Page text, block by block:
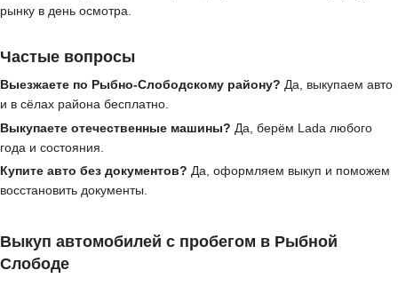
рынку в день осмотра.
Частые вопросы
Выезжаете по Рыбно-Слободскому району? Да, выкупаем авто
и в сёлах района бесплатно.
Выкупаете отечественные машины? Да, берём Lada любого
года и состояния.
Купите авто без документов? Да, оформляем выкуп и поможем
восстановить документы.
Выкуп автомобилей с пробегом в Рыбной
Слободе